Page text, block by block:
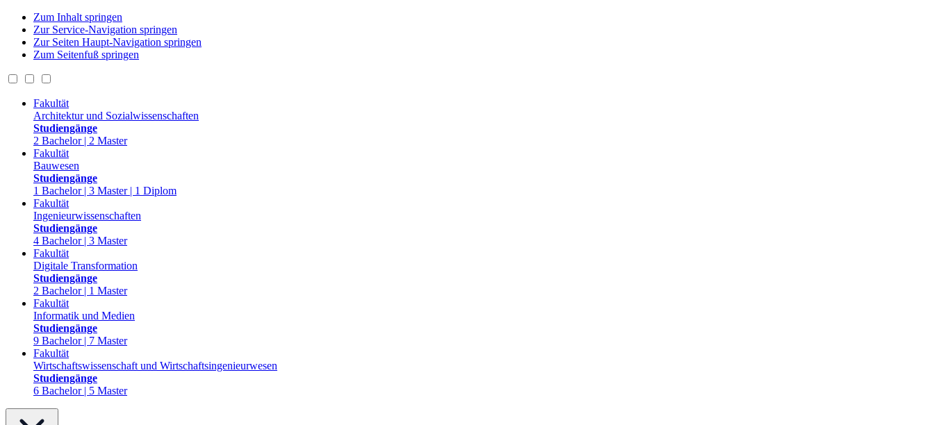
Zum Inhalt springen
Zur Service-Navigation springen
Zur Seiten Haupt-Navigation springen
Zum Seitenfuß springen
Fakultät
Architektur und Sozialwissenschaften
Studiengänge
2 Bachelor | 2 Master
Fakultät
Bauwesen
Studiengänge
1 Bachelor | 3 Master | 1 Diplom
Fakultät
Ingenieurwissenschaften
Studiengänge
4 Bachelor | 3 Master
Fakultät
Digitale Transformation
Studiengänge
2 Bachelor | 1 Master
Fakultät
Informatik und Medien
Studiengänge
9 Bachelor | 7 Master
Fakultät
Wirtschaftswissenschaft und Wirtschaftsingenieurwesen
Studiengänge
6 Bachelor | 5 Master